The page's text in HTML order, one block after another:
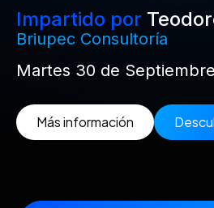
Impartido por
Briupec Consultoría
Martes 30 de
Más información